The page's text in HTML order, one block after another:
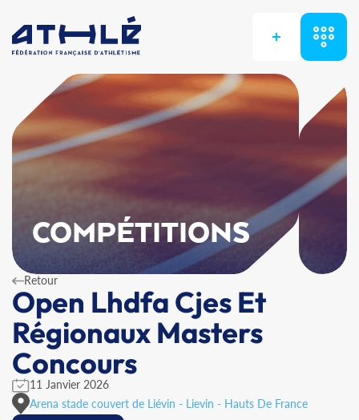
+
COMPÉTITIONS
Retour
Open Lhdfa Cjes Et
Régionaux Masters
Concours
11 Janvier 2026
Arena stade couvert de Liévin - Lievin - Hauts De France